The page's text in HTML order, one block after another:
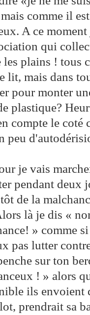
comme il
A ce
qui
les plains ! tous
lit, mais dans
pour monter
plastique?
compte le coté
peu
je vais
pendant deux
de la
là je dis «
» comme
pas lutter
sur ton
! » alors
ils envoient
prendrait sa